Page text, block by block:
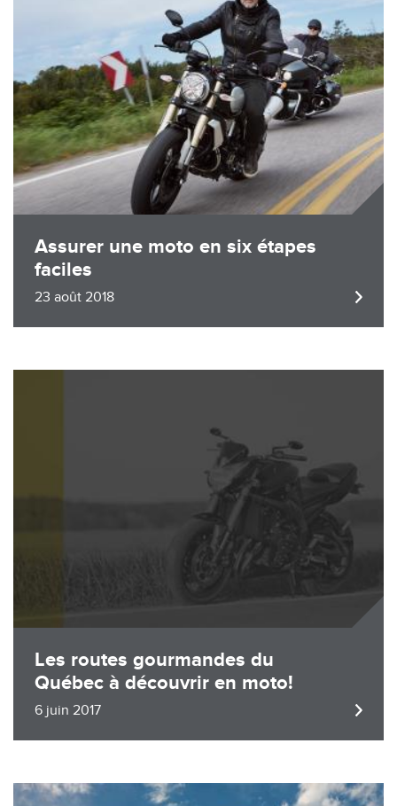
Assurer une moto en six étapes
faciles
23 août 2018
Les routes gourmandes du
Québec à découvrir en moto!
6 juin 2017
Image